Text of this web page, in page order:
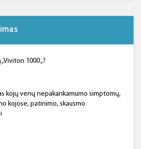
1000 „?
kojų venų nepakankamumo simptomų,
kojose, patinimo, skausmo